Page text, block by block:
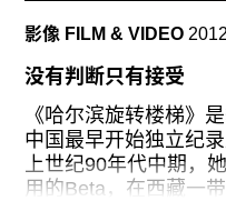
平，小屋如同一座孤
边视野所及之处，已
顶的半空中，也密密
人上下学的路边，竖
这就是影片描述的生
张步步逼近的语境中
影像 FILM & VIDEO
没有判断只有接受
《哈尔滨旋转楼梯》
中国最早开始独立纪
上世纪90年代中期，
用的Beta，在西藏一